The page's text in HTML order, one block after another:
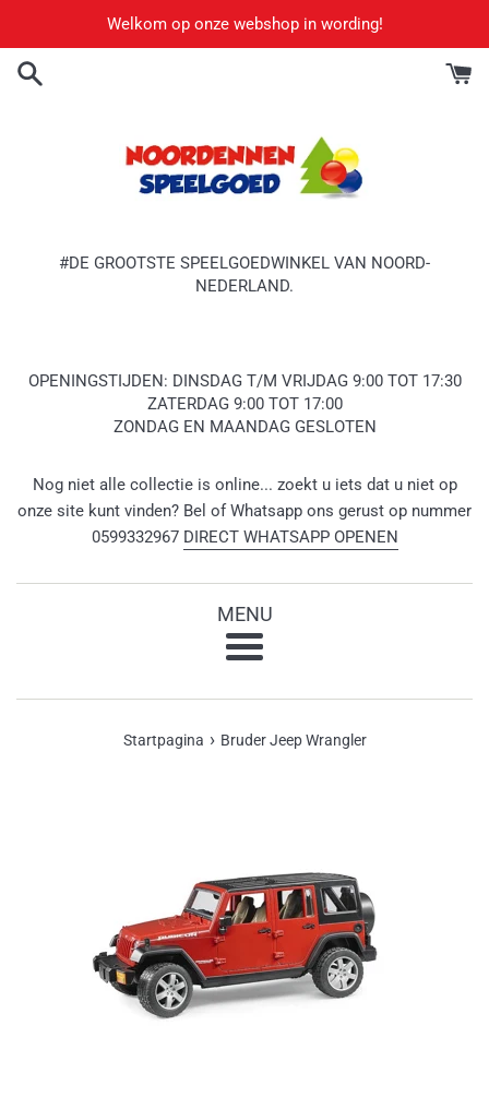
content
Welkom op onze webshop in wording!
#DE GROOTSTE SPEELGOEDWINKEL VAN NOORD-
NEDERLAND.
OPENINGSTIJDEN: DINSDAG T/M VRIJDAG 9:00 TOT 17:30
ZATERDAG 9:00 TOT 17:00
ZONDAG EN MAANDAG GESLOTEN
Nog niet alle collectie is online... zoekt u iets dat u niet op
onze site kunt vinden? Bel of Whatsapp ons gerust op nummer
0599332967 DIRECT WHATSAPP OPENEN
MENU
Startpagina › Bruder Jeep Wrangler